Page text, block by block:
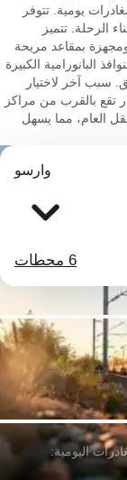
وجدول مواعيد شامل يتضمن ما يصل إلى 3 مغادرات يومية. تتوفر
الرحلة. تتميز
بمقاعد مريحة
البانورامية الكبيرة
سبب آخر لاختيار
تقع بالقرب من مراكز
العام، مما يسهل
وارسو
6 محطات